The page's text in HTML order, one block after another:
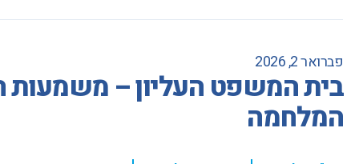
פברואר 2, 2026
בית המשפט העליון – משמעות
המלחמה